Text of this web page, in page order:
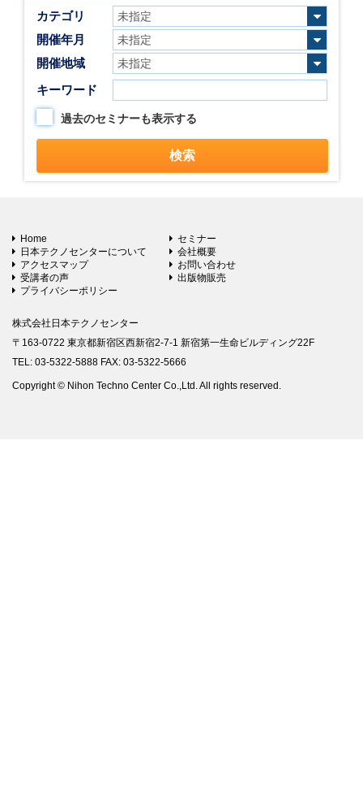
カテゴリ
開催年月
開催地域
キーワード
過去のセミナーも表示する
Home
セミナー
日本テクノセンターについて
会社概要
アクセスマップ
お問い合わせ
受講者の声
出版物販売
プライバシーポリシー
株式会社日本テクノセンター
〒163-0722 東京都新宿区西新宿2-7-1 新宿第一生命ビルディング22F
TEL: 03-5322-5888 FAX: 03-5322-5666
Copyright © Nihon Techno Center Co.,Ltd. All rights reserved.